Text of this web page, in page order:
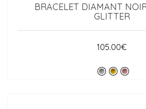
BRACELET DIAMANT
GLITTER
105.00€